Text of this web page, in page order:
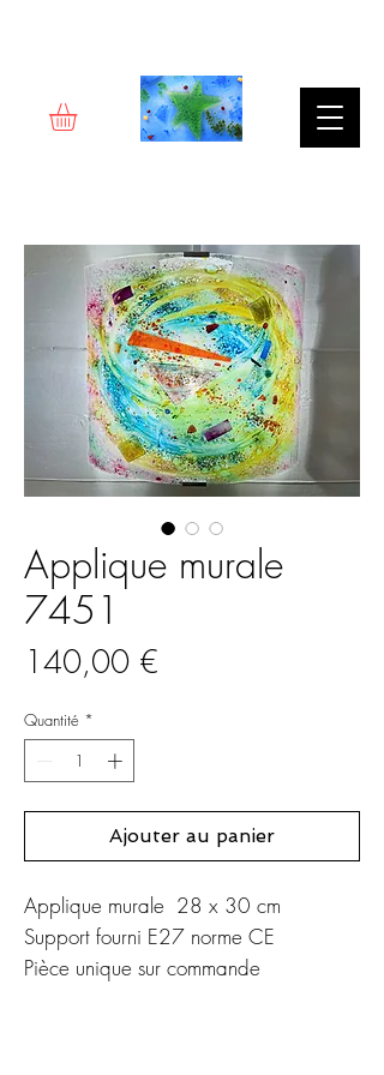
Applique murale
7451
140,00 €
Quantité *
Ajouter au panier
Applique murale 28 x 30 cm
Support fourni E27 norme CE
Pièce unique sur commande